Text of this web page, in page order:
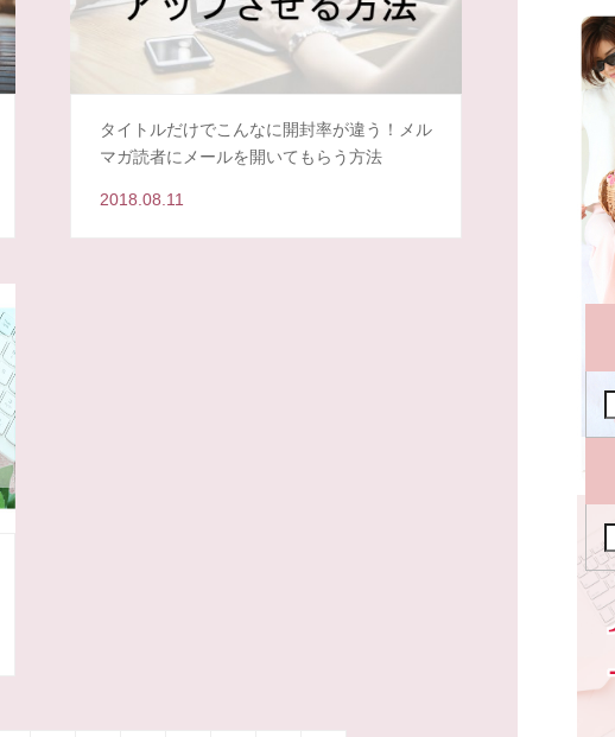
タイトルだけでこんなに開封率が違う！メル
マガ読者にメールを開いてもらう方法
2018.08.11